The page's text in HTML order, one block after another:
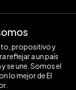
propositivo y
reflejar a un país
se une. Somos el
lo mejor de El